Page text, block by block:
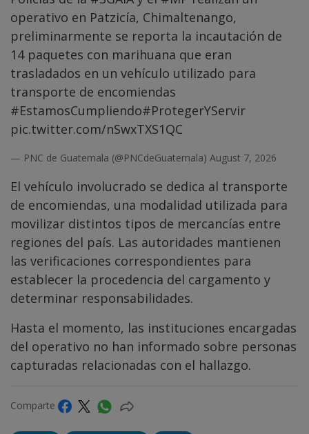
operativo en Patzicía, Chimaltenango,
preliminarmente se reporta la incautación de
14 paquetes con marihuana que eran
trasladados en un vehículo utilizado para
transporte de encomiendas
#EstamosCumpliendo#ProtegerYServir
pic.twitter.com/nSwxTXS1QC
— PNC de Guatemala (@PNCdeGuatemala) August 7, 2026
El vehículo involucrado se dedica al transporte
de encomiendas, una modalidad utilizada para
movilizar distintos tipos de mercancías entre
regiones del país. Las autoridades mantienen
las verificaciones correspondientes para
establecer la procedencia del cargamento y
determinar responsabilidades.
Hasta el momento, las instituciones encargadas
del operativo no han informado sobre personas
capturadas relacionadas con el hallazgo.
Comparte